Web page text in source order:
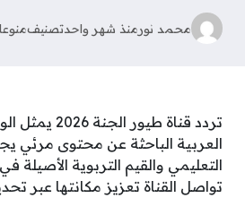
محمد نورمنذ شهر واحدتصنيف
تردد قناة طيور
العربية الباحثة عن محتوى مرئي
التعليمي والقيم التربوية الأصيلة
تواصل القناة تعزيز مكانتها عبر